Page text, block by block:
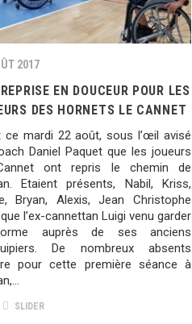
2017
EN DOUCEUR POUR LES
DES HORNETS LE CANNET
ce mardi 22 août, sous l’œil avisé
Daniel Paquet que les joueurs
ont repris le chemin de
Etaient présents, Nabil, Kriss,
Bryan, Alexis, Jean Christophe
l’ex-cannettan Luigi venu garder
auprès de ses anciens
De nombreux absents
pour cette première séance à
SLIDER